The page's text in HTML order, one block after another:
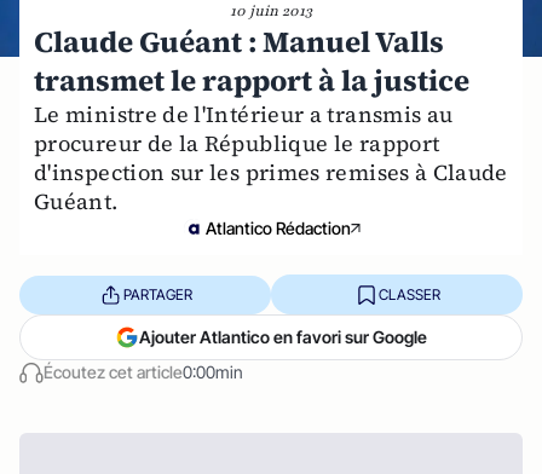
10 juin 2013
Claude Guéant : Manuel Valls
transmet le rapport à la justice
Le ministre de l'Intérieur a transmis au
procureur de la République le rapport
d'inspection sur les primes remises à Claude
Guéant.
Atlantico Rédaction
Écoutez cet article0:00min
PARTAGER CLASSER
Ajouter Atlantico en favori sur Google